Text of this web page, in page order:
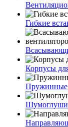
Гибкие
Корпусы
Пружинные